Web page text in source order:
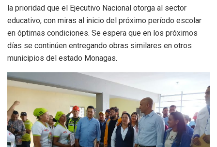
la prioridad que el Ejecutivo Nacional otorga al sector
educativo, con miras al inicio del próximo período escolar
en óptimas condiciones. Se espera que en los próximos
días se continúen entregando obras similares en otros
municipios del estado Monagas.